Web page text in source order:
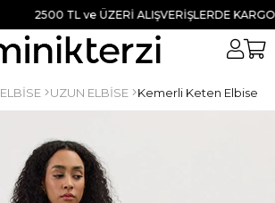
2500 TL ve ÜZERİ ALIŞVERİŞLERDE KARGO
ELBİSE UZUN ELBİSE Kemerli Keten Elbise